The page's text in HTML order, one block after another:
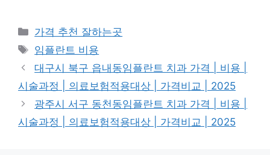
카
테
고
리
가격 추천 잘하는곳
태
그
임플란트 비용
대구시 북구 읍내동임플란트 치과 가격 | 비용 |
시술과정 | 의료보험적용대상 | 가격비교 | 2025
광주시 서구 동천동임플란트 치과 가격 | 비용 |
시술과정 | 의료보험적용대상 | 가격비교 | 2025